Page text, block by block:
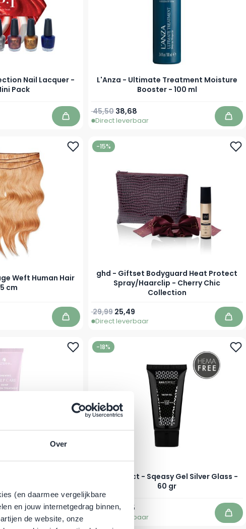
Over
(en daarmee vergelijkbare
en jouw internetgedrag binnen,
de website, onze
Nail Lacquer -
Pack
In winkelwagen
L'Anza - Ultimate Treatment Moisture
Booster - 100 ml
Speciale prijs
38,68
Normale prijs
45,50
Direct leverbaar In
Weft Human Hair
cm
In winkelwagen
-15%
ghd - Giftset Bodyguard Heat Protect
Spray/Haarclip - Cherry Chic
Collection
Speciale prijs
25,49
Normale prijs
29,99
Direct leverbaar In
In winkelwagen
-18%
Nail Perfect - Sqeasy Gel Silver Glass -
60 gr
Speciale prijs
22,45
Normale prijs
27,23
Direct leverbaar In